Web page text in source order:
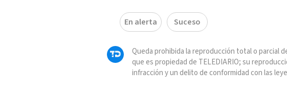
En alerta Suceso
Queda prohibida la reproducción total o parcial
que es propiedad de TELEDIARIO; su
infracción y un delito de conformidad con las